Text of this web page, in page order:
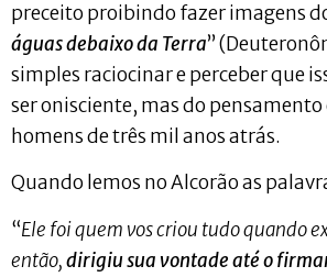
preceito proibindo fazer imagens
águas debaixo da Terra”
simples raciocinar e perceber que
ser onisciente, mas do
homens de três mil anos atrás.
Quando lemos no Alcorão as
“Ele foi quem vos criou tudo quando
então,dirigiu sua vontade até o